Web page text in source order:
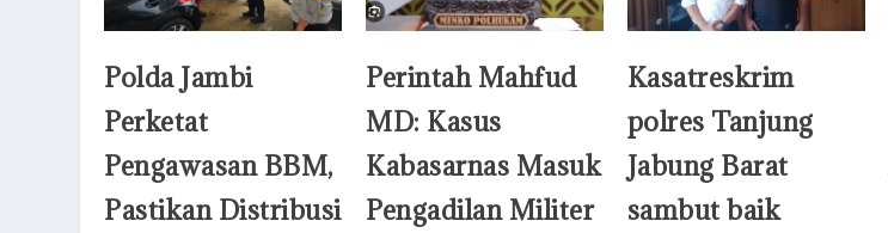
Polda Jambi
Perketat
Pengawasan BBM,
Pastikan Distribusi
Perintah Mahfud
MD: Kasus
Kabasarnas Masuk
Pengadilan Militer
Kasatreskrim
polres Tanjung
Jabung Barat
sambut baik